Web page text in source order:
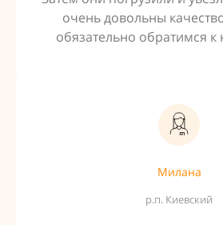
очень довольны
обязательно обратимся
Милана
р.п. Киевский